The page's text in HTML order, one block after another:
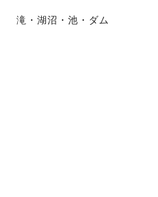
滝・湖沼・池・ダム